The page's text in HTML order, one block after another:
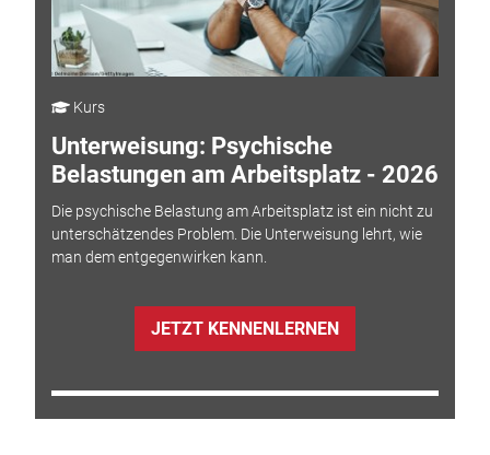
Kurs
Unterweisung: Psychische
Belastungen am Arbeitsplatz - 2026
Die psychische Belastung am Arbeitsplatz ist ein nicht zu
unterschätzendes Problem. Die Unterweisung lehrt, wie
man dem entgegenwirken kann.
JETZT KENNENLERNEN